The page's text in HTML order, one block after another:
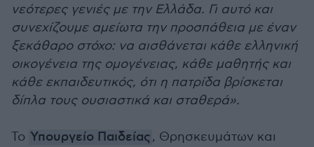
νεότερες γενιές με την Ελλάδα. Γι αυτό και
συνεχίζουμε αμείωτα την προσπάθεια με έναν
ξεκάθαρο στόχο: να αισθάνεται κάθε ελληνική
οικογένεια της ομογένειας, κάθε μαθητής και
κάθε εκπαιδευτικός, ότι η πατρίδα βρίσκεται
δίπλα τους ουσιαστικά και σταθερά».
Το Υπουργείο Παιδείας, Θρησκευμάτων και